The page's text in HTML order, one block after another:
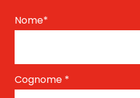
Nome*
Cognome *